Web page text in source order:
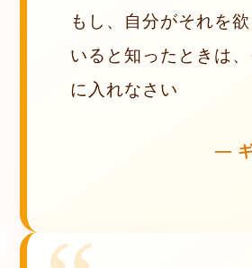
もし、自分がそれを
いると知ったときは
に入れなさい